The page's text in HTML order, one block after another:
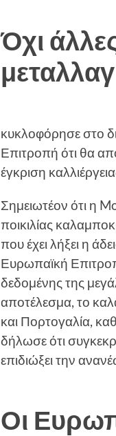
Όχι
κυκλοφόρησε στο
Επιτροπή ότι θα
έγκριση
Σημειωτέον ότι η
ποικιλίας
που έχει λήξει η
Ευρωπαϊκή
δεδομένης της
αποτέλεσμα, το
και Πορτογαλία,
δήλωσε ότι
επιδιώξει την
Οι